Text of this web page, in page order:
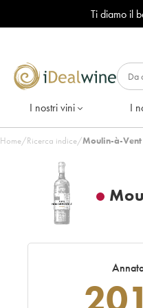
Ti diamo il
I nostri vini I
Home/Ricerca indice/Moulin-à-Vent